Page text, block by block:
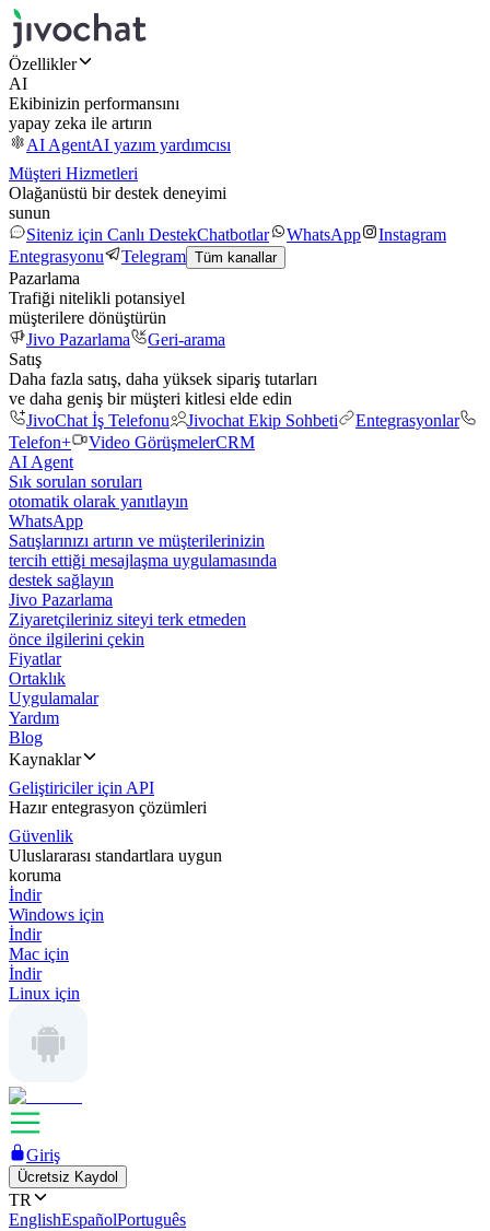
Özellikler
AI
Ekibinizin performansını
yapay zeka ile artırın
AI AgentAI yazım yardımcısı
Müşteri Hizmetleri
Olağanüstü bir destek deneyimi
sunun
Siteniz için Canlı DestekChatbotlar WhatsApp
Instagram
Entegrasyonu
Telegram Tüm kanallar
Pazarlama
Trafiği nitelikli potansiyel
müşterilere dönüştürün
Jivo Pazarlama
Geri-arama
Satış
Daha fazla satış, daha yüksek sipariş tutarları
ve daha geniş bir müşteri kitlesi elde edin
JivoChat İş Telefonu
Jivochat Ekip Sohbeti
Entegrasyonlar
Telefon+
Video GörüşmelerCRM
AI Agent
Sık sorulan soruları
otomatik olarak yanıtlayın
WhatsApp
Satışlarınızı artırın ve müşterilerinizin
tercih ettiği mesajlaşma uygulamasında
destek sağlayın
Jivo Pazarlama
Ziyaretçileriniz siteyi terk etmeden
önce ilgilerini çekin
Fiyatlar
Ortaklık
Uygulamalar
Yardım
Blog
Kaynaklar
Geliştiriciler için API
Hazır entegrasyon çözümleri
Güvenlik
Uluslararası standartlara uygun
koruma
İndir
Windows için
İndir
Mac için
İndir
Linux için
Giriş
Ücretsiz Kaydol
TR
EnglishEspañolPortuguês